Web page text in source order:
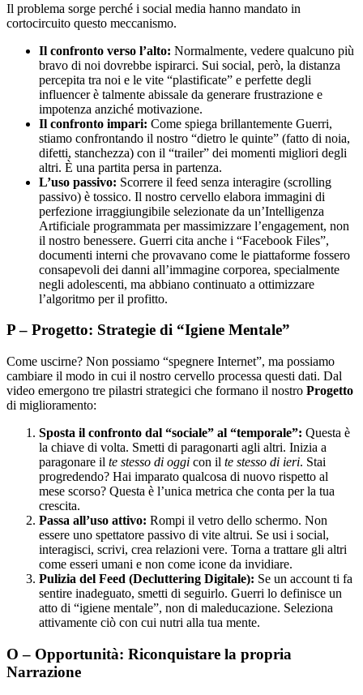
Il problema sorge perché i social media hanno mandato in
cortocircuito questo meccanismo.
Il confronto verso l’alto: Normalmente, vedere qualcuno più
bravo di noi dovrebbe ispirarci. Sui social, però, la distanza
percepita tra noi e le vite “plastificate” e perfette degli
influencer è talmente abissale da generare frustrazione e
impotenza anziché motivazione.
Il confronto impari: Come spiega brillantemente Guerri,
stiamo confrontando il nostro “dietro le quinte” (fatto di noia,
difetti, stanchezza) con il “trailer” dei momenti migliori degli
altri. È una partita persa in partenza.
L’uso passivo: Scorrere il feed senza interagire (scrolling
passivo) è tossico. Il nostro cervello elabora immagini di
perfezione irraggiungibile selezionate da un’Intelligenza
Artificiale programmata per massimizzare l’engagement, non
il nostro benessere. Guerri cita anche i “Facebook Files”,
documenti interni che provavano come le piattaforme fossero
consapevoli dei danni all’immagine corporea, specialmente
negli adolescenti, ma abbiano continuato a ottimizzare
l’algoritmo per il profitto.
P – Progetto: Strategie di “Igiene Mentale”
Come uscirne? Non possiamo “spegnere Internet”, ma possiamo
cambiare il modo in cui il nostro cervello processa questi dati. Dal
video emergono tre pilastri strategici che formano il nostro Progetto
di miglioramento:
Sposta il confronto dal “sociale” al “temporale”: Questa è
la chiave di volta. Smetti di paragonarti agli altri. Inizia a
paragonare il te stesso di oggi con il te stesso di ieri. Stai
progredendo? Hai imparato qualcosa di nuovo rispetto al
mese scorso? Questa è l’unica metrica che conta per la tua
crescita.
Passa all’uso attivo: Rompi il vetro dello schermo. Non
essere uno spettatore passivo di vite altrui. Se usi i social,
interagisci, scrivi, crea relazioni vere. Torna a trattare gli altri
come esseri umani e non come icone da invidiare.
Pulizia del Feed (Decluttering Digitale): Se un account ti fa
sentire inadeguato, smetti di seguirlo. Guerri lo definisce un
atto di “igiene mentale”, non di maleducazione. Seleziona
attivamente ciò con cui nutri alla tua mente.
O – Opportunità: Riconquistare la propria
Narrazione